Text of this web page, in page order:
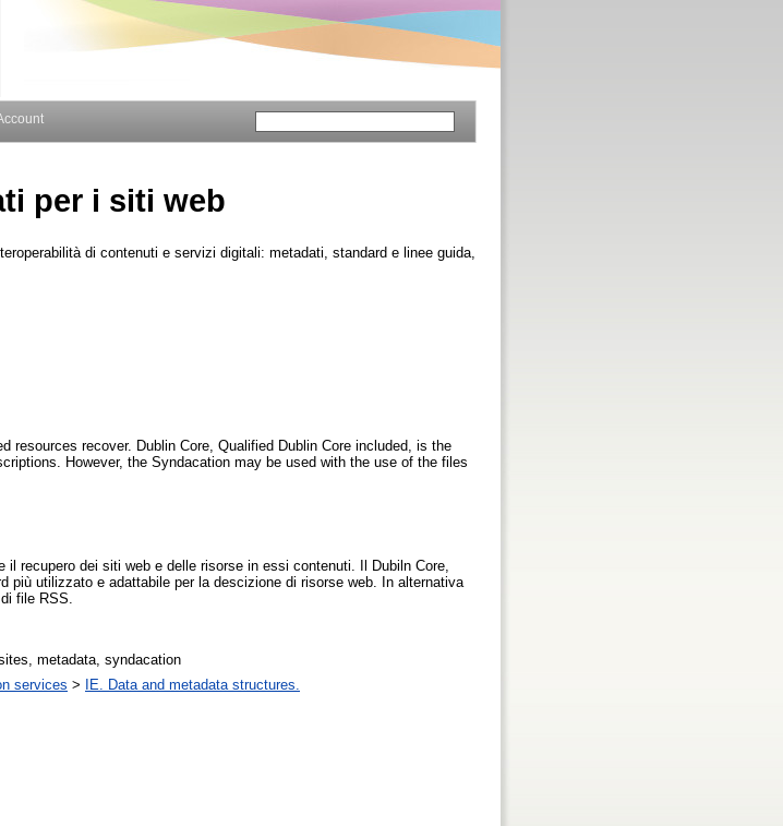
per i siti web
di contenuti e servizi digitali: metadati, standard e linee guida,
resources recover. Dublin Core, Qualified Dublin Core included, is the
However, the Syndacation may be used with the use of the files
il recupero dei siti web e delle risorse in essi contenuti. Il Dubiln Core,
più utilizzato e adattabile per la descizione di risorse web. In alternativa
file RSS.
metadata, syndacation
services >
IE. Data and metadata structures.